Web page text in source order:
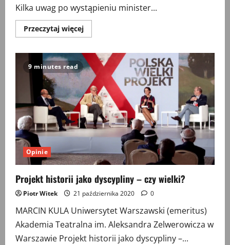
Kilka uwag po wystąpieniu minister...
Przeczytaj więcejPrzeczytaj
więcej
humanistyka
w
Polsce
ma
przyszłość?
Kilka
uwag
po
wystąpieniu
minister
Magdaleny
Gawin
9 minutes read
Opinie
Projekt historii jako dyscypliny – czy wielki?
Piotr Witek 21 października 2020 0
MARCIN KULA Uniwersytet Warszawski (emeritus)
Akademia Teatralna im. Aleksandra Zelwerowicza w
Warszawie Projekt historii jako dyscypliny –...